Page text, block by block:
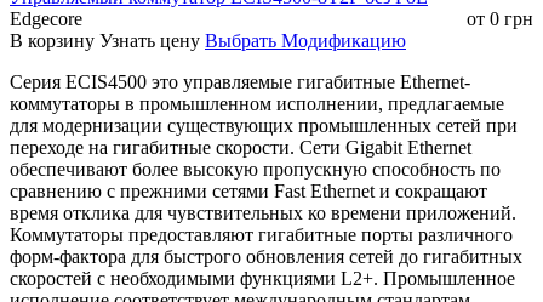
Edgecore
от 0 грн
В корзину Узнать цену Выбрать Модификацию
Серия ECIS4500 это управляемые гигабитные Ethernet-
коммутаторы в промышленном исполнении, предлагаемые
для модернизации существующих промышленных сетей при
переходе на гигабитные скорости. Сети Gigabit Ethernet
обеспечивают более высокую пропускную способность по
сравнению с прежними сетями Fast Ethernet и сокращают
время отклика для чувствительных ко времени приложений.
Коммутаторы предоставляют гигабитные порты различного
форм-фактора для быстрого обновления сетей до гигабитных
скоростей с необходимыми функциями L2+. Промышленное